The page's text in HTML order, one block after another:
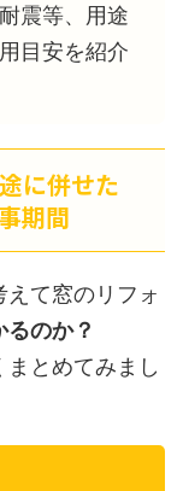
震等、用途
目安を紹介
に併せた
期間
て窓のリフォ
るのか？
まとめてみまし